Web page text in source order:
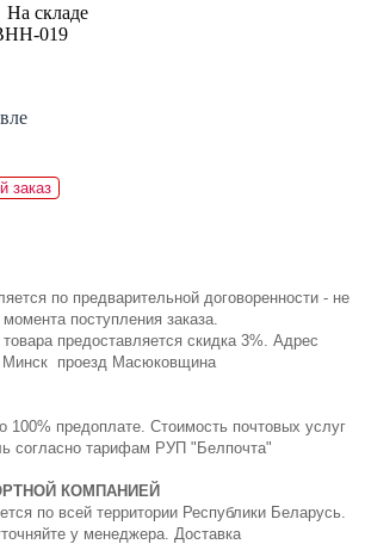
На складе
019
заказ
по предварительной договоренности - не
поступления заказа.
предоставляется скидка 3%. Адрес
Минск проезд Масюковщина
100% предоплате. Стоимость почтовых услуг
согласно тарифам РУП "Белпочта"
КОМПАНИЕЙ
по всей территории Республики Беларусь.
у менеджера. Доставка